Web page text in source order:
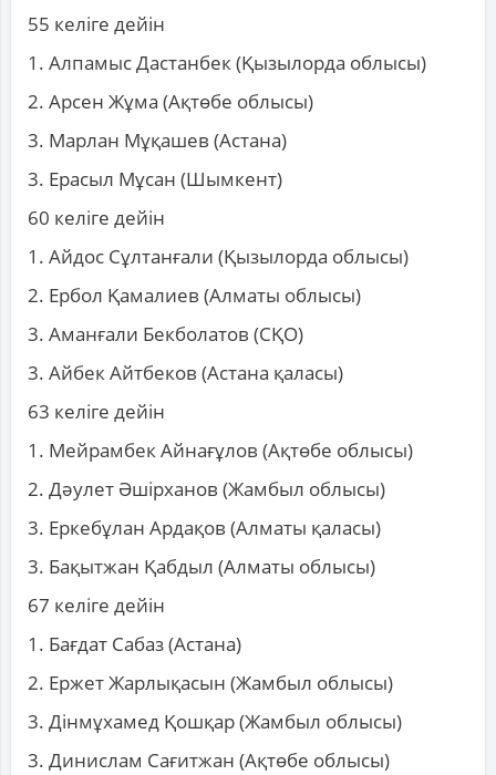
55 келіге дейін
1. Алпамыс Дастанбек (Қызылорда облысы)
2. Арсен Жұма (Ақтөбе облысы)
3. Марлан Мұқашев (Астана)
3. Ерасыл Мұсан (Шымкент)
60 келіге дейін
1. Айдос Сұлтанғали (Қызылорда облысы)
2. Ербол Қамалиев (Алматы облысы)
3. Аманғали Бекболатов (СҚО)
3. Айбек Айтбеков (Астана қаласы)
63 келіге дейін
1. Мейрамбек Айнағұлов (Ақтөбе облысы)
2. Дәулет Әшірханов (Жамбыл облысы)
3. Еркебұлан Ардақов (Алматы қаласы)
3. Бақытжан Қабдыл (Алматы облысы)
67 келіге дейін
1. Бағдат Сабаз (Астана)
2. Ержет Жарлықасын (Жамбыл облысы)
3. Дінмұхамед Қошқар (Жамбыл облысы)
3. Динислам Сағитжан (Ақтөбе облысы)